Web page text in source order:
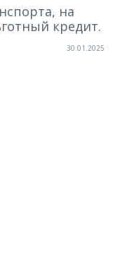
на
кредит.
30.01.2025